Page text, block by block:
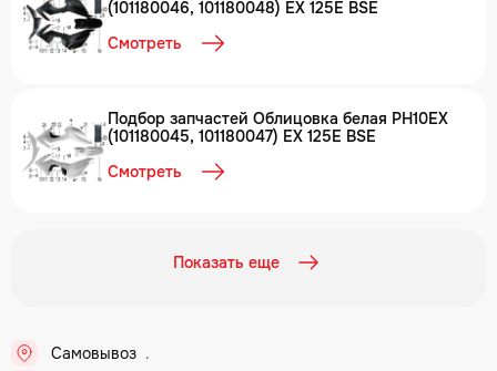
Самовывоз ..
(101180046, 101180048) EX 125E BSE
Смотреть
Подбор запчастей Облицовка белая PH10EX
(101180045, 101180047) EX 125E BSE
Смотреть
Показать еще